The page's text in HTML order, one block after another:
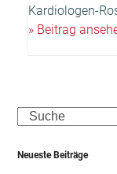
Kardiologen-
» Beitrag
Search
Neueste Beiträge